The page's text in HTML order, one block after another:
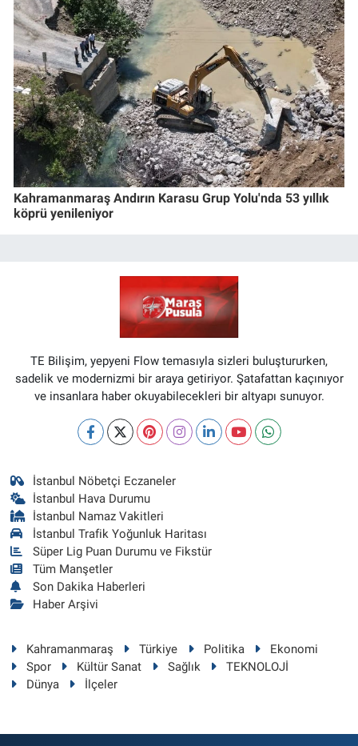
Kahramanmaraş Andırın Karasu Grup Yolu'nda 53 yıllık
köprü yenileniyor
TE Bilişim, yepyeni Flow temasıyla sizleri buluştururken,
sadelik ve modernizmi bir araya getiriyor. Şatafattan kaçınıyor
ve insanlara haber okuyabilecekleri bir altyapı sunuyor.
İstanbul Nöbetçi Eczaneler
İstanbul Hava Durumu
İstanbul Namaz Vakitleri
İstanbul Trafik Yoğunluk Haritası
Süper Lig Puan Durumu ve Fikstür
Tüm Manşetler
Son Dakika Haberleri
Haber Arşivi
Kahramanmaraş Türkiye Politika
Ekonomi
Spor
Kültür Sanat Sağlık
TEKNOLOJİ
Dünya
İlçeler